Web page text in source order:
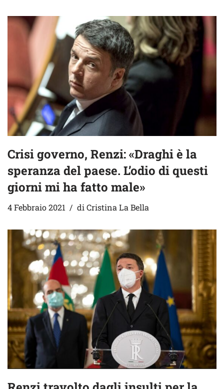
Crisi governo, Renzi: «Draghi è la
speranza del paese. L’odio di questi
giorni mi ha fatto male»
4 Febbraio 2021 diCristina La Bella